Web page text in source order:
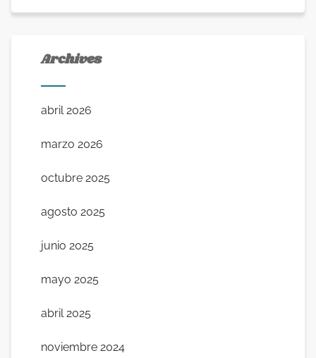
Archives
abril 2026
marzo 2026
octubre 2025
agosto 2025
junio 2025
mayo 2025
abril 2025
noviembre 2024